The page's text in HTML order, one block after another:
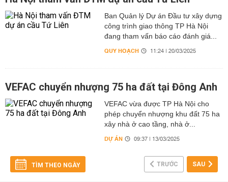
Ban Quản lý Dự án Đầu tư xây dựng
công trình giao thông TP Hà Nội
đang tham vấn báo cáo đánh giá...
QUY HOẠCH 11:24 | 20/03/2025
VEFAC chuyển nhượng 75 ha đất tại Đông Anh
VEFAC vừa được TP Hà Nội cho
phép chuyển nhượng khu đất 75 ha
xây nhà ở cao tầng, nhà ở...
DỰ ÁN 09:37 | 13/03/2025
TÌM THEO NGÀY TRƯỚC SAU